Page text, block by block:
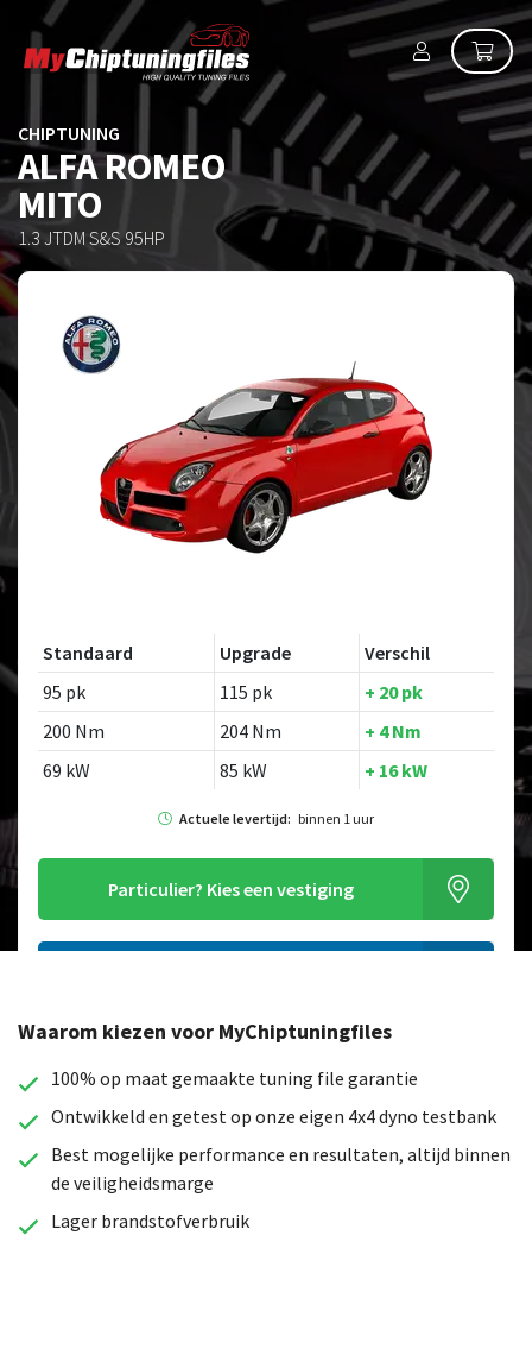
CHIPTUNING
ALFA ROMEO
MITO
1.3 JTDM S&S 95HP
Standaard Upgrade
Verschil
95 pk
115 pk
+ 20 pk
200 Nm
204 Nm
+ 4 Nm
69 kW
85 kW + 16 kW
Actuele levertijd: binnen 1 uur
Particulier? Kies een vestiging
Op zoek naar een ander model?
Waarom kiezen voor MyChiptuningfiles
100% op maat gemaakte tuning file garantie
Ontwikkeld en getest op onze eigen 4x4 dyno testbank
Best mogelijke performance en resultaten, altijd binnen
de veiligheidsmarge
Lager brandstofverbruik